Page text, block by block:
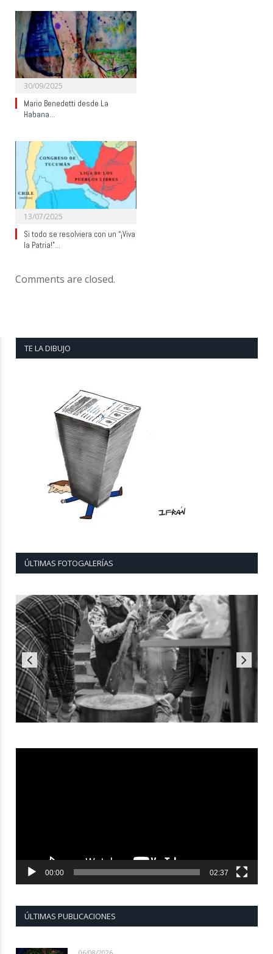
30/09/2025
Mario Benedetti desde La
Habana…
13/07/2025
Si todo se resolviera con un “¡Viva
la Patria!”…
Comments are closed.
TE LA DIBUJO
ÚLTIMAS FOTOGALERÍAS
00:00 02:37
ÚLTIMAS PUBLICACIONES